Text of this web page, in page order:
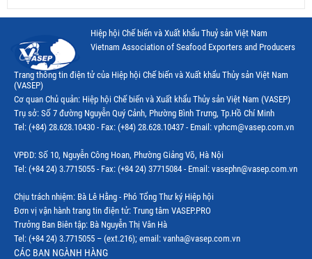
Hiệp hội Chế biến và Xuất khẩu Thuỷ sản Việt Nam
Vietnam Association of Seafood Exporters and Producers
Trang thông tin điện tử của Hiệp hội Chế biến và Xuất khẩu Thủy sản Việt Nam
(VASEP)
Cơ quan Chủ quản: Hiệp hội Chế biến và Xuất khẩu Thủy sản Việt Nam (VASEP)
Trụ sở: Số 7 đường Nguyễn Quý Cảnh, Phường Bình Trưng, Tp.Hồ Chí Minh
Tel: (+84) 28.628.10430 - Fax: (+84) 28.628.10437 - Email: vphcm@vasep.com.vn
VPĐD: Số 10, Nguyễn Công Hoan, Phường Giảng Võ, Hà Nội
Tel: (+84 24) 3.7715055 - Fax: (+84 24) 37715084 - Email: vasephn@vasep.com.vn
Chịu trách nhiệm: Bà Lê Hằng - Phó Tổng Thư ký Hiệp hội
Đơn vị vận hành trang tin điện tử: Trung tâm VASEP.PRO
Trưởng Ban Biên tập: Bà Nguyễn Thị Vân Hà
Tel: (+84 24) 3.7715055 – (ext.216); email: vanha@vasep.com.vn
CÁC BAN NGÀNH HÀNG